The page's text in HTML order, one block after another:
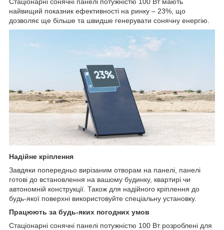
найвищий показник ефективності на ринку – 23%, що
дозволяє ще більше та швидше генерувати сонячну енергію.
Надійне кріплення
Завдяки попередньо вирізаним отворам на панелі, панелі
готові до встановлення на вашому будинку, квартирі чи
автономній конструкції. Також для надійного кріплення до
будь-якої поверхні використовуйте спеціальну установку.
Працюють за будь-яких погодних умов
Стаціонарні сонячні панелі потужністю 100 Вт розроблені для